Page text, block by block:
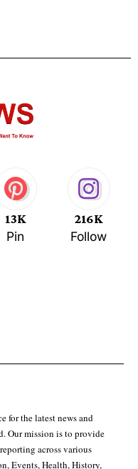
13K
Pin
216K
Follow
for the latest news and
Our mission is to provide
across various
Events, Health, History,